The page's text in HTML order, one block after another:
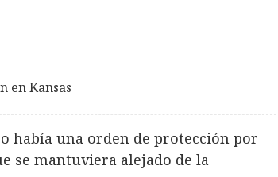
en Kansas
había una orden de protección por
se mantuviera alejado de la